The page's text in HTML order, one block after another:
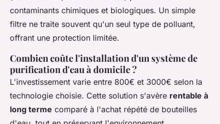
contaminants chimiques et biologiques. Un simple
filtre ne traite souvent qu'un seul type de polluant,
offrant une protection limitée.
Combien coûte l'installation d'un système de
purification d'eau à domicile ?
L'investissement varie entre 800€ et 3000€ selon la
technologie choisie. Cette solution s'avère rentable à
long terme comparé à l'achat répété de bouteilles